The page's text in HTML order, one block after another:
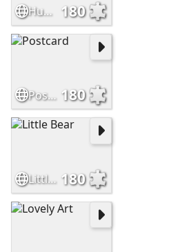
Humming bird 180
Postcard 180
Little Bear 180